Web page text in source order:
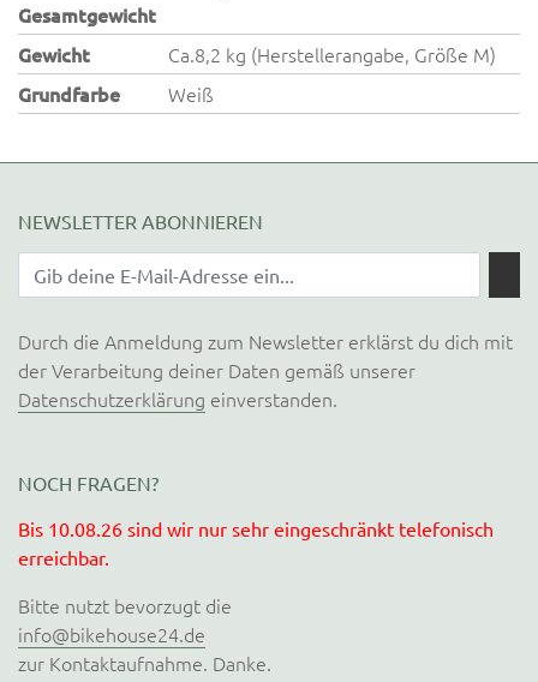
Gesamtgewicht
Gewicht
Ca.8,2 kg (Herstellerangabe, Größe M)
Grundfarbe
Weiß
NEWSLETTER ABONNIEREN
Durch die Anmeldung zum Newsletter erklärst du dich mit
der Verarbeitung deiner Daten gemäß unserer
Datenschutzerklärung einverstanden.
NOCH FRAGEN?
Bis 10.08.26 sind wir nur sehr eingeschränkt telefonisch
erreichbar.
Bitte nutzt bevorzugt die
info@bikehouse24.de
zur Kontaktaufnahme. Danke.